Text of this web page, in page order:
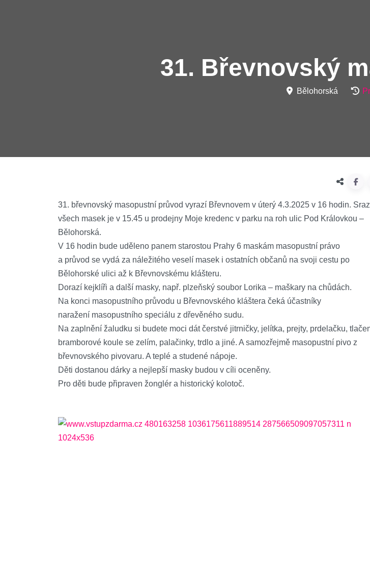
31. Břevnovský
Bělohorská
31. břevnovský masopustní průvod vyrazí Břevnovem v úterý 4.3.2025 v 16 hodin. Sraz
všech masek je v 15.45 u prodejny Moje kredenc v parku na roh ulic Pod Královkou –
Bělohorská.
V 16 hodin bude uděleno panem starostou Prahy 6 maskám masopustní právo
a průvod se vydá za náležitého veselí masek i ostatních občanů na svoji cestu po
Bělohorské ulici až k Břevnovskému klášteru.
Dorazí kejklíři a další masky, např. plzeňský soubor Lorika – maškary na chůdách.
Na konci masopustního průvodu u Břevnovského kláštera čeká účastníky
naražení masopustního speciálu z dřevěného sudu.
Na zaplnění žaludku si budete moci dát čerstvé jitrničky, jelítka, prejty, prdelačku,
bramborové koule se zelím, palačinky, trdlo a jiné. A samozřejmě masopustní pivo z
břevnovského pivovaru. A teplé a studené nápoje.
Děti dostanou dárky a nejlepší masky budou v cíli oceněny.
Pro děti bude připraven žonglér a historický kolotoč.